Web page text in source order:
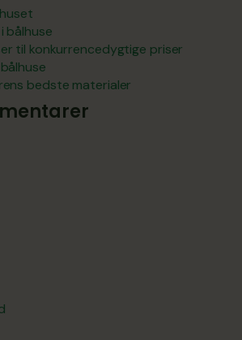
bålhuse
til konkurrencedygtige priser
bedste materialer